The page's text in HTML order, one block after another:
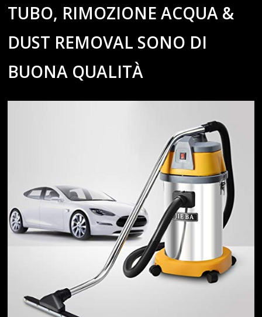
TUBO, RIMOZIONE ACQUA &
DUST REMOVAL SONO DI
BUONA QUALITÀ